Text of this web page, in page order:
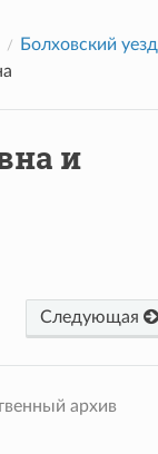
Болховский уезд
и
Следующая
архив